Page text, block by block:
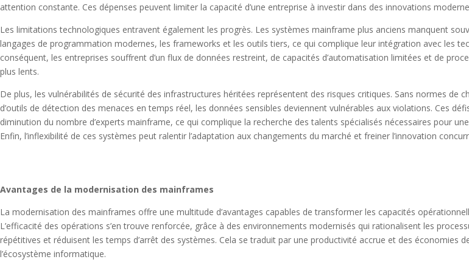
attention constante. Ces dépenses peuvent limiter la capacité d’une entreprise à investir dans des innovations
Les limitations technologiques entravent également les progrès. Les systèmes mainframe plus anciens manquent
langages de programmation modernes, les frameworks et les outils tiers, ce qui complique leur intégration avec les
conséquent, les entreprises souffrent d’un flux de données restreint, de capacités d’automatisation limitées et de
plus lents.
De plus, les vulnérabilités de sécurité des infrastructures héritées représentent des risques critiques. Sans normes de
d’outils de détection des menaces en temps réel, les données sensibles deviennent vulnérables aux violations. Ces
diminution du nombre d’experts mainframe, ce qui complique la recherche des talents spécialisés nécessaires pour
Enfin, l’inflexibilité de ces systèmes peut ralentir l’adaptation aux changements du marché et freiner l’innovation
Avantages de la modernisation des mainframes
La modernisation des mainframes offre une multitude d’avantages capables de transformer les capacités
L’efficacité des opérations s’en trouve renforcée, grâce à des environnements modernisés qui rationalisent les
répétitives et réduisent les temps d’arrêt des systèmes. Cela se traduit par une productivité accrue et des économies
l’écosystème informatique.